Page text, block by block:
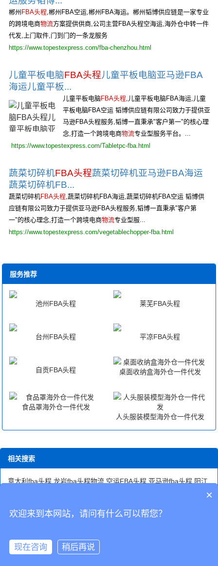
郴州 FBA头程,郴州FBA空运,郴州FBA海运。郴州韬博供应链是一家专业
的跨境电商物流方案提供供商,公司主营FBA头程空海运,海外仓中转一件
代发,上门取件,门到门的一条龙服务
https://www.topestexpress.com/fba-chenzhou.html
儿童平板电脑FBA头程儿童平板电脑亚马逊FBA
海运儿童平板...
儿童平板电脑FBA头程,儿童平板电脑FBA海运,儿童
平板电脑FBA空运 韬博供应链有限公司致力于提供亚
马逊FBA头程服务,韬博一直秉承"客户第一"的核心理
念,打造一个跨境电商物流专业型服务平台。...
https://www.topestexpress.com/Tabletpc-fba.html
蔬菜切碎机FBA头程蔬菜切碎机亚马逊FBA海运
蔬菜切碎机FB...
蔬菜切碎机FBA头程,蔬菜切碎机FBA海运,蔬菜切碎机FBA空运 韬博供
应链有限公司致力于提供亚马逊FBA头程服务,韬博一直秉承"客户第
一"的核心理念,打造一个跨境电商物流专业型服...
https://www.topestexpress.com/vegetablechopper-fba.html
服务推荐
池州FBA头程 莱芜FBA头程
台州FBA头程 平凉FBA头程
自贡FBA头程 桌面收纳盒海外仓一件代发
食品罩海外仓一件代发
人头服装模型海外仓一件代发
相关搜索
意大利fba头程 龙岩fba头程物流 空运FBA头程 亚马逊fba头程 阳江
明fba头程物流 无锡到美国fba头程 fba头程快递 空运fba头程费用
CopyRight © 深圳市韬博供应链有限公司
×
欢迎来到本网站，请问有什么可以帮您？
现在咨询 稍后再说